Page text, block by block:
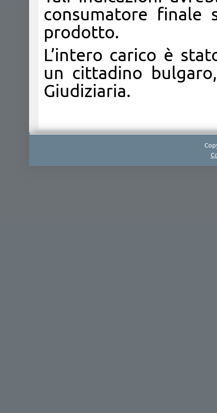
consumatore finale
prodotto.
L’intero carico è
un cittadino
Giudiziaria.